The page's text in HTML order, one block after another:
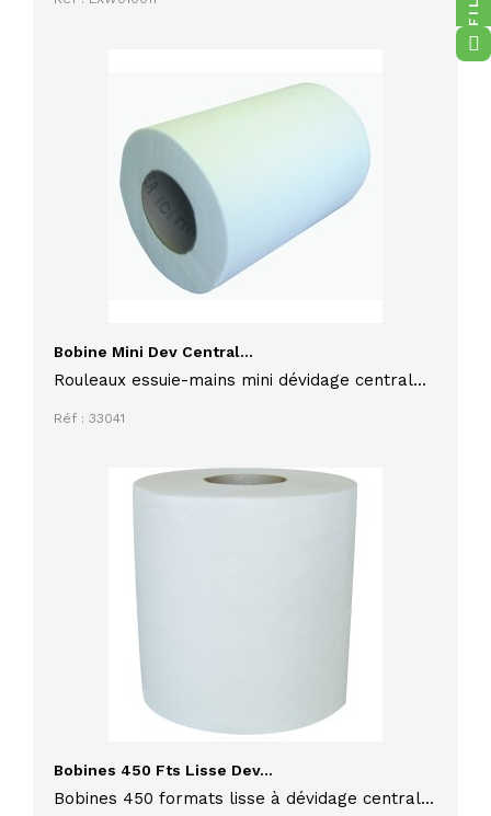
Bobine Mini Dev Central...
Rouleaux essuie-mains mini dévidage central
Réf : 33041
Bobines 450 Fts Lisse Dev...
Bobines 450 formats lisse à dévidage central